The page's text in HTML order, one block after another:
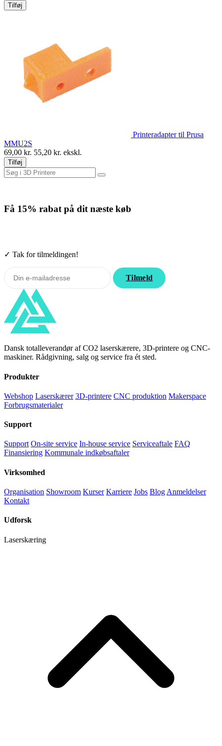
Tilføj
Printeradapter til Prusa
MMU2S
69,00 kr. 55,20 kr. ekskl.
Tilføj
Få 15% rabat på dit næste køb
✓ Tak for tilmeldingen!
Tilmeld
Dansk totalleverandør af CO2 laserskærere, 3D-printere og CNC-
maskiner. Rådgivning, salg og service fra ét sted.
Produkter
Webshop Laserskærer 3D-printere CNC produktion Makerspace
Forbrugsmaterialer
Support
Support On-site service In-house service Serviceaftale FAQ
Finansiering Kommunale indkøbsaftaler
Virksomhed
Organisation Showroom Kurser Karriere Jobs Blog Anmeldelser
Kontakt
Udforsk
Laserskæring